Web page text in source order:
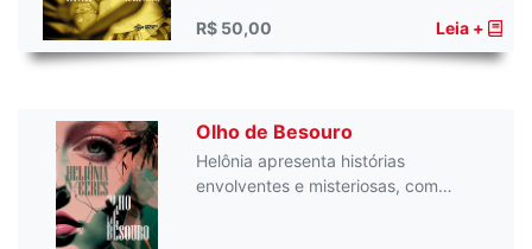
R$ 50,00 Leia +
Olho de Besouro
Helônia apresenta histórias
envolventes e misteriosas, com…